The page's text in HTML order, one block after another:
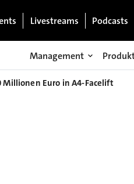
Livestreams Podcasts
Management
Millionen Euro in A4-Facelift